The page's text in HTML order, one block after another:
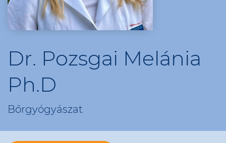
Dr. Pozsgai Melánia
Ph.D
Bőrgyógyászat